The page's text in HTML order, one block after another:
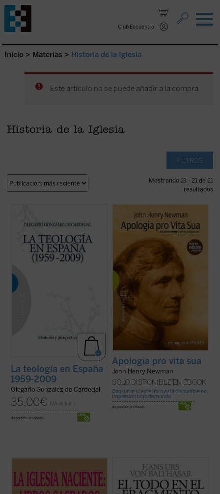
Club Encuentro
Saltar al contenido.
Inicio > Materias > Historia de la Iglesia
Este artículo no se puede añadir a la compra
Historia de la Iglesia
FILTROS
Mostrando 13 - 21 de 21
resultados
los tres casos incluye la inteligencia que
motivos y el corazón que necesita
potencias sustentadoras para vivir.
(ver ficha)
La teología en España
1959-2009
Olegario González de Cardedal
35,00€ IVA incluido
disponible en ebook:
Considerada una obra cumbre de la
literatura autobiográfica universal, la
Apologia pro vita sua supuso para su autor,
J.H. Newman, la anhelada oportunidad de
rechazo que había causado en ...
(ver ficha)
Apologia pro vita sua
John Henry Newman
SÓLO DISPONIBLE EN EBOOK
Consultar si este libro está disponible en
impresión bajo demanda
disponible en ebook:
escritura de los evangelios siguen siendo
cuestiones abiertas entre los estudiosos.
En manuales y artículos suele proponerse
como fechas de composición los treinta
Primera traducción al español de uno de
los textos fundamentales del pensador que,
más que ningún otro en nuestro tiempo, ha
captado la importancia crucial de la belleza
como vía de recuperación de la verdad y el